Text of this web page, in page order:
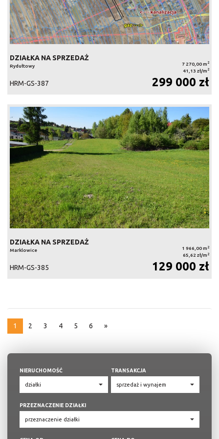
DZIAŁKA NA SPRZEDAŻ
Rydułtowy 7 270,00 m 2
41,13 zł/m 2
HRM-GS-387 299 000 zł
DZIAŁKA NA SPRZEDAŻ
Marklowice 1 966,00 m 2
65,62 zł/m 2
HRM-GS-385 129 000 zł
1 2 3 4 5 6 »
NIERUCHOMOŚĆ TRANSAKCJA
PRZEZNACZENIE DZIAŁKI